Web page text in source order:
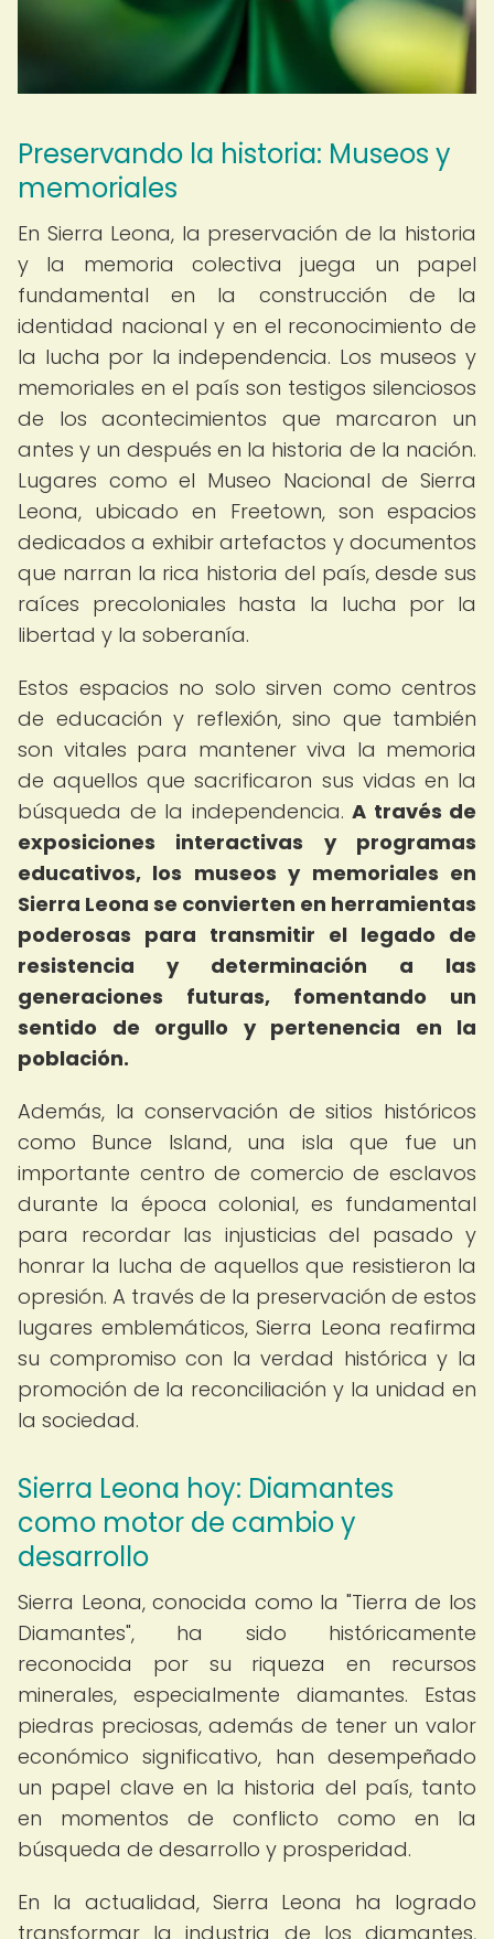
Preservando la historia: Museos y
memoriales
En Sierra Leona, la preservación de la historia
y la memoria colectiva juega un papel
fundamental en la construcción de la
identidad nacional y en el reconocimiento de
la lucha por la independencia. Los museos y
memoriales en el país son testigos silenciosos
de los acontecimientos que marcaron un
antes y un después en la historia de la nación.
Lugares como el Museo Nacional de Sierra
Leona, ubicado en Freetown, son espacios
dedicados a exhibir artefactos y documentos
que narran la rica historia del país, desde sus
raíces precoloniales hasta la lucha por la
libertad y la soberanía.
Estos espacios no solo sirven como centros
de educación y reflexión, sino que también
son vitales para mantener viva la memoria
de aquellos que sacrificaron sus vidas en la
búsqueda de la independencia. A través de
exposiciones interactivas y programas
educativos, los museos y memoriales en
Sierra Leona se convierten en herramientas
poderosas para transmitir el legado de
resistencia y determinación a las
generaciones futuras, fomentando un
sentido de orgullo y pertenencia en la
población.
Además, la conservación de sitios históricos
como Bunce Island, una isla que fue un
importante centro de comercio de esclavos
durante la época colonial, es fundamental
para recordar las injusticias del pasado y
honrar la lucha de aquellos que resistieron la
opresión. A través de la preservación de estos
lugares emblemáticos, Sierra Leona reafirma
su compromiso con la verdad histórica y la
promoción de la reconciliación y la unidad en
la sociedad.
Sierra Leona hoy: Diamantes
como motor de cambio y
desarrollo
Sierra Leona, conocida como la "Tierra de los
Diamantes", ha sido históricamente
reconocida por su riqueza en recursos
minerales, especialmente diamantes. Estas
piedras preciosas, además de tener un valor
económico significativo, han desempeñado
un papel clave en la historia del país, tanto
en momentos de conflicto como en la
búsqueda de desarrollo y prosperidad.
En la actualidad, Sierra Leona ha logrado
transformar la industria de los diamantes,